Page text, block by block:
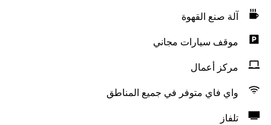
آلة صنع القهوة
موقف سيارات مجاني
مركز أعمال
واي فاي متوفر في جميع المناطق
تلفاز